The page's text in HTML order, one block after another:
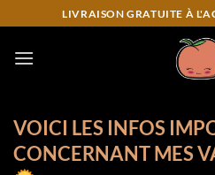
to
content
LIVRAISON GRATUITE À
VOICI LES INFOS
CONCERNANT MES